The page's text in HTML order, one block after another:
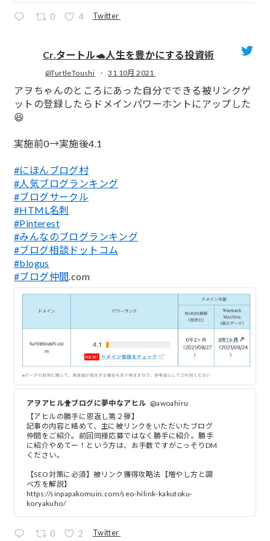
0 4 Twitter
Cr.タートル🐢人生を豊かにする投資術
@TurtleToushi · 31 10月 2021
アヲちゃんのところにあった自分でできる被リンクゲ
ットの登録したらドメインパワーホントにアップした
😆
実施前0→実施後4.1
#にほんブログ村
#人気ブログランキング
#ブログサークル
#HTML名刺
#Pinterest
#みんなのブログランキング
#ブログ相談ドットコム
#blogus
#ブログ仲間.com
アヲアヒル🐥ブログに夢中なアヒル @awoahiru
【アヒルの勝手に恩返し第２弾】
記事の内容と絡めて、主に被リンクをいただいたブログ
仲間をご紹介。前回同様応募ではなく勝手に紹介。勝手
に紹介やめてー！という方は、お手数ですがこっそりDM
ください。
【SEO対策に必須】被リンク獲得攻略法【増やし方と調
べ方を解説】
https://sinpapakomuin.com/seo-hilink-kakutoku-
koryakuho/
0 2 Twitter